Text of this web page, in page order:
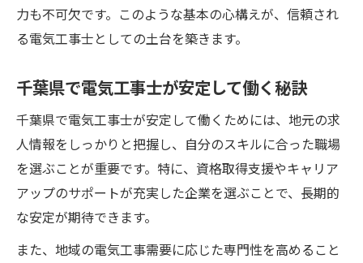
テップ
未経験者が電気工事士で安定を得るための
電気工事士として初めての現場経験を活か
す方法
キャリアアップを目指す電気工事士の実践指針
電気工事士がキャリアアップを叶える具体
策
技術と経験を積む電気工事士の自己成長法
資格取得がキャリアアップに与える影響
力も不可欠です。このような基本の心構えが、信頼され
る電気工事士としての土台を築きます。
千葉県で電気工事士が安定して働く秘訣
千葉県で電気工事士が安定して働くためには、地元の求
人情報をしっかりと把握し、自分のスキルに合った職場
を選ぶことが重要です。特に、資格取得支援やキャリア
アップのサポートが充実した企業を選ぶことで、長期的
な安定が期待できます。
また、地域の電気工事需要に応じた専門性を高めること